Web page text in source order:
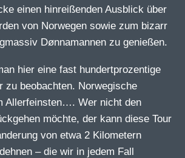
einen hinreißenden Ausblick über
von Norwegen sowie zum bizarr
Dønnamannen zu genießen.
hier eine fast hundertprozentige
zu beobachten. Norwegische
Allerfeinsten…. Wer nicht den
möchte, der kann diese Tour
von etwa 2 Kilometern
– die wir in jedem Fall